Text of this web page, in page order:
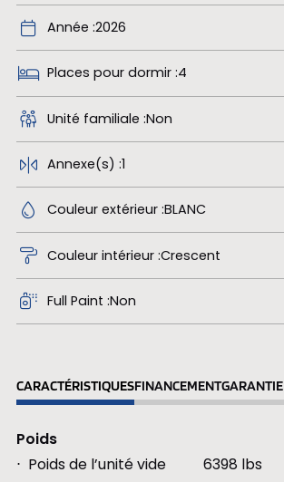
Année 2026
Places pour dormir 4
Unité familiale Non
Annexe(s) 1
Couleur extérieur BLANC
Couleur intérieur Crescent
Full Paint Non
CARACTÉRISTIQUESFINANCEMENTGARANTIE
Poids
Poids de l’unité vide
6398 lbs